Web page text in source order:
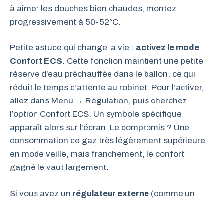
à aimer les douches bien chaudes, montez
progressivement à 50-52°C.
Petite astuce qui change la vie : activez le mode
Confort ECS. Cette fonction maintient une petite
réserve d’eau préchauffée dans le ballon, ce qui
réduit le temps d’attente au robinet. Pour l’activer,
allez dans Menu → Régulation, puis cherchez
l’option Confort ECS. Un symbole spécifique
apparaît alors sur l’écran. Le compromis ? Une
consommation de gaz très légèrement supérieure
en mode veille, mais franchement, le confort
gagné le vaut largement.
Si vous avez un régulateur externe (comme un